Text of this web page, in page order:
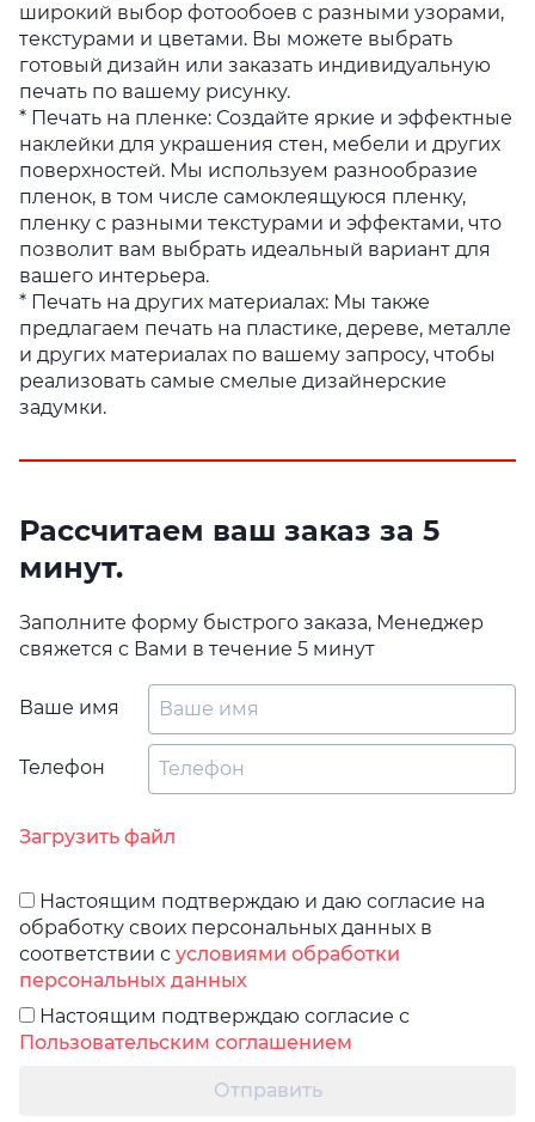
широкий выбор фотообоев с разными узорами,
текстурами и цветами. Вы можете выбрать
готовый дизайн или заказать индивидуальную
печать по вашему рисунку.
* Печать на пленке: Создайте яркие и эффектные
наклейки для украшения стен, мебели и других
поверхностей. Мы используем разнообразие
пленок, в том числе самоклеящуюся пленку,
пленку с разными текстурами и эффектами, что
позволит вам выбрать идеальный вариант для
вашего интерьера.
* Печать на других материалах: Мы также
предлагаем печать на пластике, дереве, металле
и других материалах по вашему запросу, чтобы
реализовать самые смелые дизайнерские
задумки.
Рассчитаем ваш заказ за 5
минут.
Заполните форму быстрого заказа, Менеджер
свяжется с Вами в течение 5 минут
Ваше имя
Телефон
Загрузить файл
Настоящим подтверждаю и даю согласие на
обработку своих персональных данных в
соответствии с условиями обработки
персональных данных
Настоящим подтверждаю согласие с
Пользовательским соглашением
Отправить